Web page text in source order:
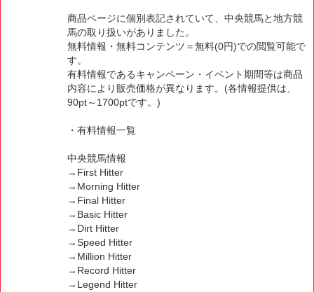
商品ページに個別表記されていて、中央競馬と地方競
馬の取り扱いがありました。
無料情報・無料コンテンツ＝無料(0円)での閲覧可能で
す。
有料情報であるキャンペーン・イベント期間等は商品
内容により販売価格が異なります。(各情報提供は、
90pt～1700ptです。)
・有料情報一覧
中央競馬情報
→First Hitter
→Morning Hitter
→Final Hitter
→Basic Hitter
→Dirt Hitter
→Speed Hitter
→Million Hitter
→Record Hitter
→Legend Hitter